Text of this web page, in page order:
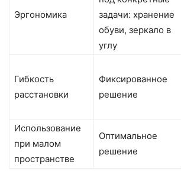
Эргономика
задачи: хранение
обуви, зеркало в
углу
Гибкость
расстановки
Фиксированное
решение
Использование
при малом
пространстве
Оптимальное
решение